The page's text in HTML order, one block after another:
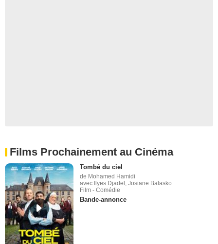
Films Prochainement au Cinéma
Tombé du ciel
de Mohamed Hamidi
avec Ilyes Djadel, Josiane Balasko
Film - Comédie
Bande-annonce